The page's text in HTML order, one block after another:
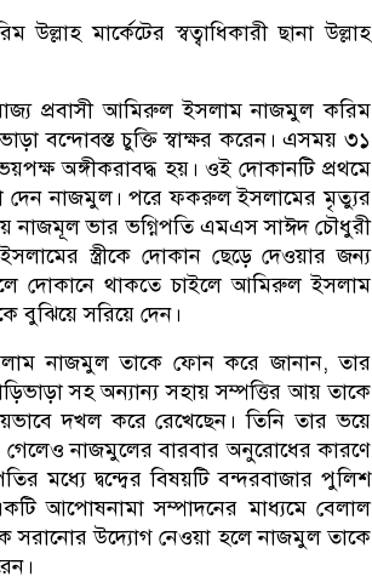
মার্কেটের স্বত্বাধিকারী ছানা উল্লাহ
প্রবাসী আমিরুল ইসলাম নাজমুল করিম
বন্দোবস্ত চুক্তি স্বাক্ষর করেন। এসময় ৩১
অঙ্গীকরাবদ্ধ হয়। ওই দোকানটি প্রথমে
নাজমুল। পরে ফকরুল ইসলামের মৃত্যুর
নাজমূল ভার ভগ্নিপতি এমএস সাঈদ চৌধুরী
স্ত্রীকে দোকান ছেড়ে দেওয়ার জন্য
দোকানে থাকতে চাইলে আমিরুল ইসলাম
বুঝিয়ে সরিয়ে দেন।
নাজমুল তাকে ফোন করে জানান, তার
সহ অন্যান্য সহায় সম্পত্তির আয় তাকে
দখল করে রেখেছেন। তিনি তার ভয়ে
গেলেও নাজমুলের বারবার অনুরোধের কারণে
মধ্যে দ্বন্দ্বের বিষয়টি বন্দরবাজার পুলিশ
আপোষনামা সম্পাদনের মাধ্যমে বেলাল
সরানোর উদ্যোগ নেওয়া হলে নাজমুল তাকে